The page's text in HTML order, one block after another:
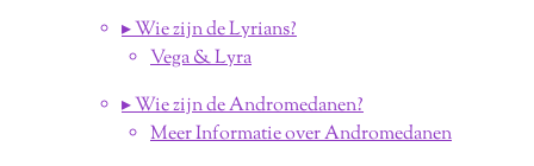
▸ Wie zijn de Lyrians?
Vega & Lyra
▸ Wie zijn de Andromedanen?
Meer Informatie over Andromedanen